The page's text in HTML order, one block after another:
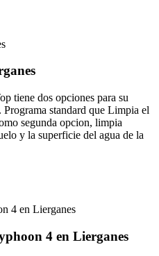
tiene dos opciones para su
standard que Limpia el
segunda opcion, limpia
y la superficie del agua de la
4 en Lierganes